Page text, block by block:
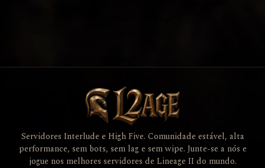
Servidores Interlude e High Five. Comunidade estável, alta
performance, sem bots, sem lag e sem wipe. Junte-se a nós e
jogue nos melhores servidores de Lineage II do mundo.